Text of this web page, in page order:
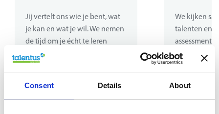
Consent Details About
Jij vertelt ons wie je bent, wat
je kan en wat je wil. We nemen
de tijd om je écht te leren
kennen.
We kijken
talenten en
assessments
kaart waar
hoe je